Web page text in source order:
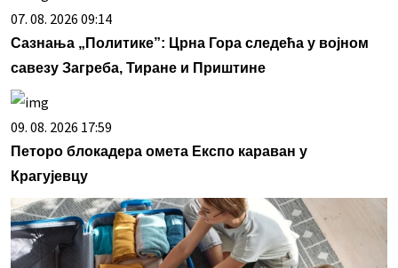
07. 08. 2026 09:14
Сазнања „Политике”: Црна Гора следећа у војном
савезу Загреба, Тиране и Приштине
09. 08. 2026 17:59
Петоро блокадера омета Експо караван у
Крагујевцу